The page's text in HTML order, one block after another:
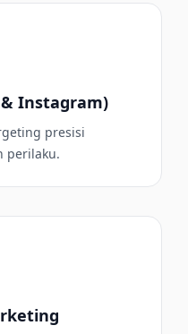
& Instagram)
presisi
perilaku.